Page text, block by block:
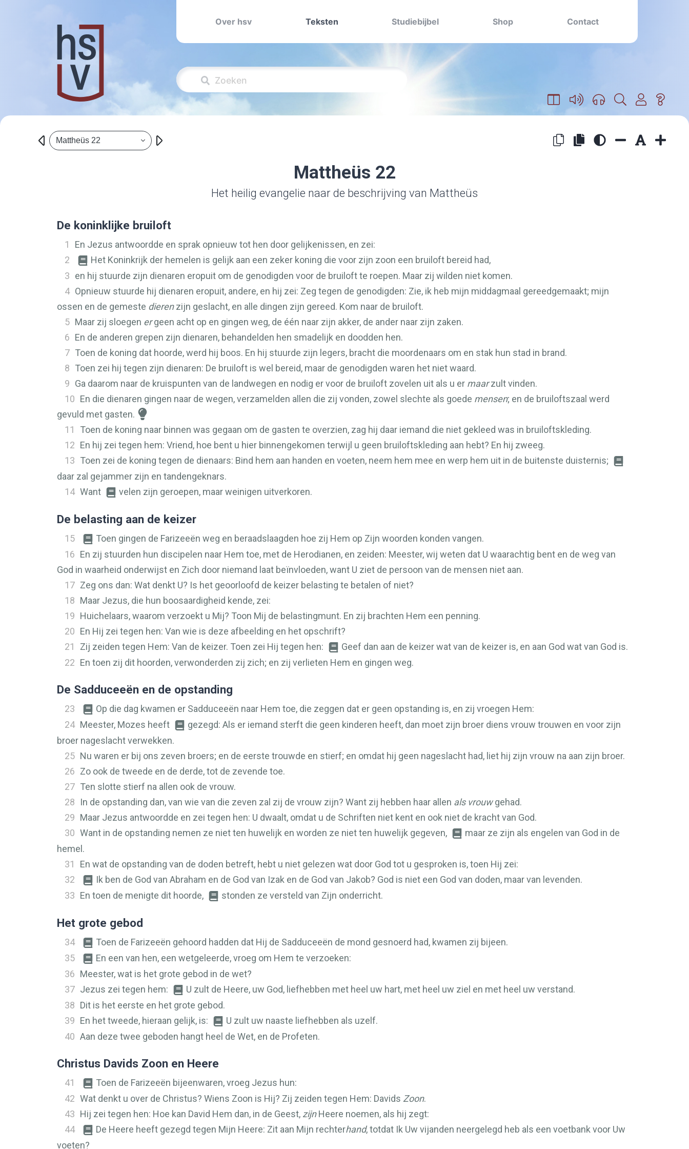
Over hsv Teksten Studiebijbel Shop Contact
Mattheüs 22
Mattheüs 22
Het heilig evangelie naar de beschrijving van Mattheüs
De koninklijke bruiloft
1
En Jezus antwoordde en sprak opnieuw tot hen door gelijkenissen, en zei:
2
Het Koninkrijk der hemelen is gelijk aan een zeker koning die voor zijn zoon een bruiloft bereid had,
3 en hij stuurde zijn dienaren eropuit om de genodigden voor de bruiloft te roepen. Maar zij wilden niet komen.
4 Opnieuw stuurde hij dienaren eropuit, andere, en hij zei: Zeg tegen de genodigden: Zie, ik heb mijn middagmaal gereedgemaakt; mijn
ossen en de gemeste dierenzijn geslacht, en alle dingen zijn gereed. Kom naar de bruiloft.
5 Maar zij sloegen ergeen acht op en gingen weg, de één naar zijn akker, de ander naar zijn zaken.
6 En de anderen grepen zijn dienaren, behandelden hen smadelijk en doodden hen.
7 Toen de koning dat hoorde, werd hij boos. En hij stuurde zijn legers, bracht die moordenaars om en stak hun stad in brand.
8 Toen zei hij tegen zijn dienaren: De bruiloft is wel bereid, maar de genodigden waren het niet waard.
9 Ga daarom naar de kruispunten van de landwegen en nodig er voor de bruiloft zovelen uit als u er maarzult vinden.
10 En die dienaren gingen naar de wegen, verzamelden allen die zij vonden, zowel slechte als goede mensen; en de bruiloftszaal werd
gevuld met gasten.
11
Toen de koning naar binnen was gegaan om de gasten te overzien, zag hij daar iemand die niet gekleed was in bruiloftskleding.
12 En hij zei tegen hem: Vriend, hoe bent u hier binnengekomen terwijl u geen bruiloftskleding aan hebt? En hij zweeg.
13 Toen zei de koning tegen de dienaars: Bind hem aan handen en voeten, neem hem mee en werp hem uit in de buitenste duisternis;
daar zal gejammer zijn en tandengeknars.
14 Want velen zijn geroepen, maar weinigen uitverkoren.
De belasting aan de keizer
15
Toen gingen de Farizeeën weg en beraadslaagden hoe zij Hem op Zijn woorden konden vangen.
16 En zij stuurden hun discipelen naar Hem toe, met de Herodianen, en zeiden: Meester, wij weten dat U waarachtig bent en de weg van
God in waarheid onderwijst en Zich door niemand laat beïnvloeden, want U ziet de persoon van de mensen niet aan.
17 Zeg ons dan: Wat denkt U? Is het geoorloofd de keizer belasting te betalen of niet?
18 Maar Jezus, die hun boosaardigheid kende, zei:
19 Huichelaars, waarom verzoekt u Mij? Toon Mij de belastingmunt. En zij brachten Hem een penning.
20 En Hij zei tegen hen: Van wie is deze afbeelding en het opschrift?
21
Zij zeiden tegen Hem: Van de keizer. Toen zei Hij tegen hen:
Geef dan aan de keizer wat van de keizer is, en aan God wat van God is.
22 En toen zij dit hoorden, verwonderden zij zich; en zij verlieten Hem en gingen weg.
De Sadduceeën en de opstanding
23
Op die dag kwamen er Sadduceeën naar Hem toe, die zeggen dat er geen opstanding is, en zij vroegen Hem:
24 Meester, Mozes heeft
gezegd: Als er iemand sterft die geen kinderen heeft, dan moet zijn broer diens vrouw trouwen en voor zijn
broer nageslacht verwekken.
25 Nu waren er bij ons zeven broers; en de eerste trouwde en stierf; en omdat hij geen nageslacht had, liet hij zijn vrouw na aan zijn broer.
26 Zo ook de tweede en de derde, tot de zevende toe.
27 Ten slotte stierf na allen ook de vrouw.
28
In de opstanding dan, van wie van die zeven zal zij de vrouw zijn? Want zij hebben haar allen als vrouwgehad.
29 Maar Jezus antwoordde en zei tegen hen: U dwaalt, omdat u de Schriften niet kent en ook niet de kracht van God.
30 Want in de opstanding nemen ze niet ten huwelijk en worden ze niet ten huwelijk gegeven,
maar ze zijn als engelen van God in de
hemel.
31
En wat de opstanding van de doden betreft, hebt u niet gelezen wat door God tot u gesproken is, toen Hij zei:
32
Ik ben de God van Abraham en de God van Izak en de God van Jakob? God is niet een God van doden, maar van levenden.
33 En toen de menigte dit hoorde, stonden ze versteld van Zijn onderricht.
Het grote gebod
34
Toen de Farizeeën gehoord hadden dat Hij de Sadduceeën de mond gesnoerd had, kwamen zij bijeen.
35
En een van hen, een wetgeleerde, vroeg om Hem te verzoeken:
36 Meester, wat is het grote gebod in de wet?
37 Jezus zei tegen hem:
U zult de Heere, uw God, liefhebben met heel uw hart, met heel uw ziel en met heel uw verstand.
38 Dit is het eerste en het grote gebod.
39 En het tweede, hieraan gelijk, is:
U zult uw naaste liefhebben als uzelf.
40 Aan deze twee geboden hangt heel de Wet, en de Profeten.
Christus Davids Zoon en Heere
41
Toen de Farizeeën bijeenwaren, vroeg Jezus hun:
42 Wat denkt u over de Christus? Wiens Zoon is Hij? Zij zeiden tegen Hem: Davids Zoon.
43 Hij zei tegen hen: Hoe kan David Hem dan, in de Geest, zijnHeere noemen, als hij zegt:
44
De Heere heeft gezegd tegen Mijn Heere: Zit aan Mijn rechterhand, totdat Ik Uw vijanden neergelegd heb als een voetbank voor Uw
voeten?